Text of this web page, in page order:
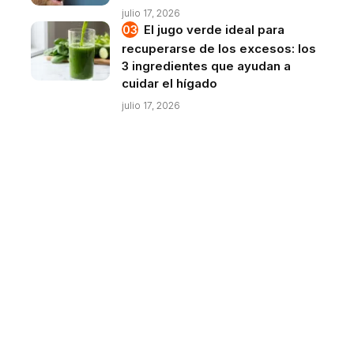
julio 17, 2026
El jugo verde ideal para
recuperarse de los excesos: los
3 ingredientes que ayudan a
cuidar el hígado
julio 17, 2026